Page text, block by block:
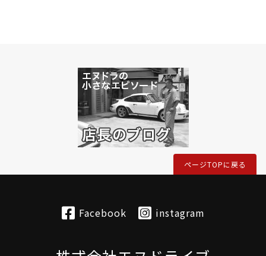
ページTOPに戻る
Facebook instagram